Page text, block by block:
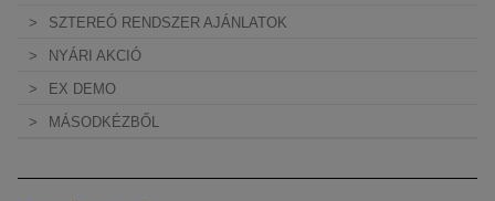
SZTEREÓ RENDSZER AJÁNLATOK
NYÁRI AKCIÓ
EX DEMO
MÁSODKÉZBŐL